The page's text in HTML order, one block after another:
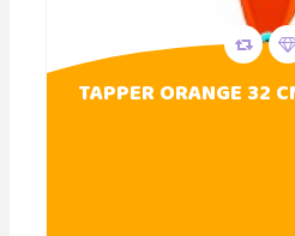
TAPPER ORANGE 32